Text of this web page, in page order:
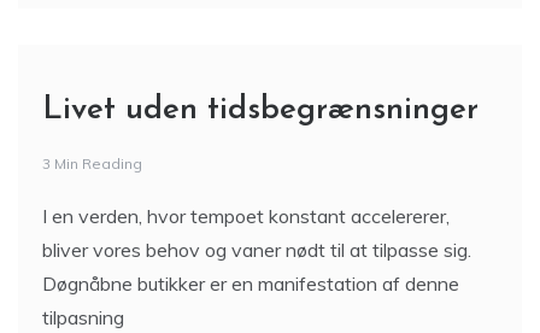
Livet uden tidsbegrænsninger
3 Min Reading
I en verden, hvor tempoet konstant accelererer,
bliver vores behov og vaner nødt til at tilpasse sig.
Døgnåbne butikker er en manifestation af denne
tilpasning